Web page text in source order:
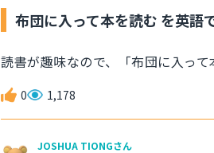
布団に入って本を読む を英語
読書が趣味なので、「布団に入って
0 1,178
JOSHUA TIONGさん